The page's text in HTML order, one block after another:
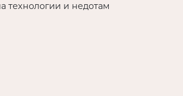
технологии и недотам